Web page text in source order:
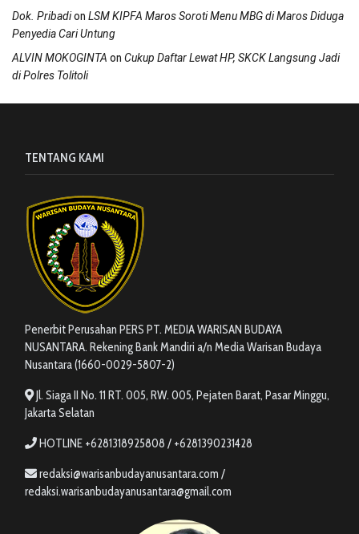
Dok. Pribadion LSM KIPFA Maros Soroti Menu MBG di Maros Diduga
Penyedia Cari Untung
ALVIN MOKOGINTA on Cukup Daftar Lewat HP, SKCK Langsung Jadi
di Polres Tolitoli
TENTANG KAMI
Penerbit Perusahan PERS PT. MEDIA WARISAN BUDAYA
NUSANTARA. Rekening Bank Mandiri a/n Media Warisan Budaya
Nusantara (1660-0029-5807-2)
Jl. Siaga II No. 11 RT. 005, RW. 005, Pejaten Barat, Pasar Minggu,
Jakarta Selatan
HOTLINE +6281318925808 / +6281390231428
redaksi@warisanbudayanusantara.com /
redaksi.warisanbudayanusantara@gmail.com